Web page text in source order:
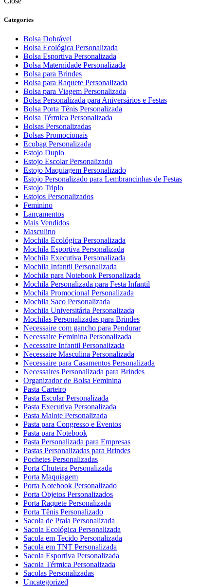
Categories
Bolsa Dobrável
Bolsa Ecológica Personalizada
Bolsa Esportiva Personalizada
Bolsa Maternidade Personalizada
Bolsa para Brindes
Bolsa para Raquete Personalizada
Bolsa para Viagem Personalizada
Bolsa Personalizada para Aniversários e Festas
Bolsa Porta Tênis Personalizada
Bolsa Térmica Personalizada
Bolsas Personalizadas
Bolsas Promocionais
Ecobag Personalizada
Estojo Duplo
Estojo Escolar Personalizado
Estojo Maquiagem Personalizado
Estojo Personalizado para Lembrancinhas de Festas
Estojo Triplo
Estojos Personalizados
Feminino
Lançamentos
Mais Vendidos
Masculino
Mochila Ecológica Personalizada
Mochila Esportiva Personalizada
Mochila Executiva Personalizada
Mochila Infantil Personalizada
Mochila para Notebook Personalizada
Mochila Personalizada para Festa Infantil
Mochila Promocional Personalizada
Mochila Saco Personalizada
Mochila Universitária Personalizada
Mochilas Personalizadas para Brindes
Necessaire com gancho para Pendurar
Necessaire Feminina Personalizada
Necessaire Infantil Personalizada
Necessaire Masculina Personalizada
Necessaire para Casamentos Personalizada
Necessaires Personalizada para Brindes
Organizador de Bolsa Feminina
Pasta Carteiro
Pasta Escolar Personalizada
Pasta Executiva Personalizada
Pasta Malote Personalizada
Pasta para Congresso e Eventos
Pasta para Notebook
Pasta Personalizada para Empresas
Pastas Personalizadas para Brindes
Pochetes Personalizadas
Porta Chuteira Personalizada
Porta Maquiagem
Porta Notebook Personalizado
Porta Objetos Personalizados
Porta Raquete Personalizada
Porta Tênis Personalizado
Sacola de Praia Personalizada
Sacola Ecológica Personalizada
Sacola em Tecido Personalizada
Sacola em TNT Personalizada
Sacola Esportiva Personalizada
Sacola Térmica Personalizada
Sacolas Personalizadas
Uncategorized